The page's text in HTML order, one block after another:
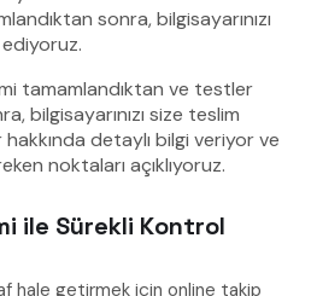
sonra, bilgisayarınızı
tamamlandıktan ve testler
bilgisayarınızı size teslim
detaylı bilgi veriyor ve
noktaları açıklıyoruz.
ile Sürekli Kontrol
hale getirmek için online takip